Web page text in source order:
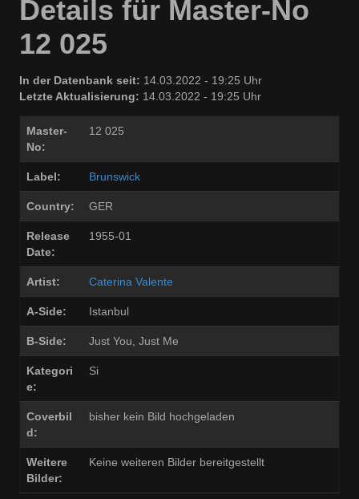
Details für Master-No
12 025
In der Datenbank seit: 14.03.2022 - 19:25 Uhr
Letzte Aktualisierung: 14.03.2022 - 19:25 Uhr
Master-
No:
12 025
Label: Brunswick
Country: GER
Release
Date:
1955-01
Artist: Caterina Valente
A-Side: Istanbul
B-Side: Just You, Just Me
Kategori
e:
Si
Coverbil
d:
bisher kein Bild hochgeladen
Weitere
Bilder:
Keine weiteren Bilder bereitgestellt